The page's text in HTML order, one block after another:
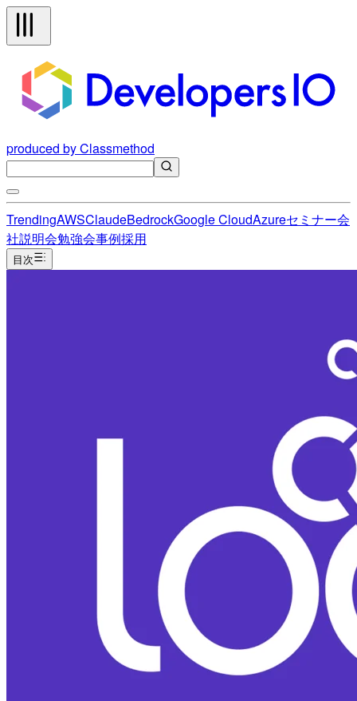
produced by Classmethod
TrendingAWSClaudeBedrockGoogle CloudAzureセミナー会
社説明会勉強会事例採用
目次